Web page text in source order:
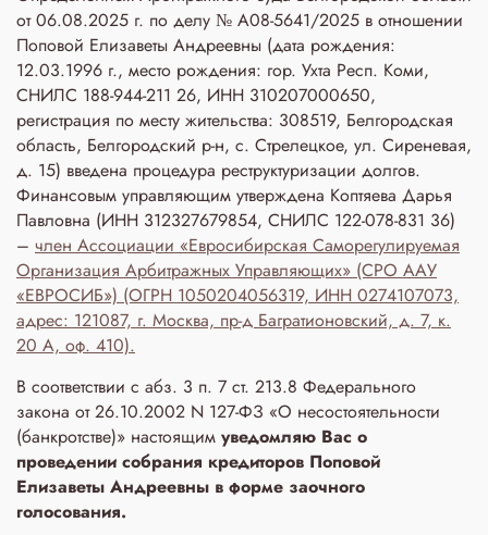
от 06.08.2025 г. по делу № А08-5641/2025 в отношении
Поповой Елизаветы Андреевны (дата рождения:
12.03.1996 г., место рождения: гор. Ухта Респ. Коми,
СНИЛС 188-944-211 26, ИНН 310207000650,
регистрация по месту жительства: 308519, Белгородская
область, Белгородский р-н, с. Стрелецкое, ул. Сиреневая,
д. 15) введена процедура реструктуризации долгов.
Финансовым управляющим утверждена Коптяева Дарья
Павловна (ИНН 312327679854, СНИЛС 122-078-831 36)
– член Ассоциации «Евросибирская Саморегулируемая
Организация Арбитражных Управляющих» (СРО ААУ
«ЕВРОСИБ») (ОГРН 1050204056319, ИНН 0274107073,
адрес: 121087, г. Москва, пр-д Багратионовский, д. 7, к.
20 А, оф. 410).
В соответствии с абз. 3 п. 7 ст. 213.8 Федерального
закона от 26.10.2002 N 127-ФЗ «О несостоятельности
(банкротстве)» настоящим уведомляю Вас о
проведении собрания кредиторов Поповой
Елизаветы Андреевны в форме заочного
голосования.